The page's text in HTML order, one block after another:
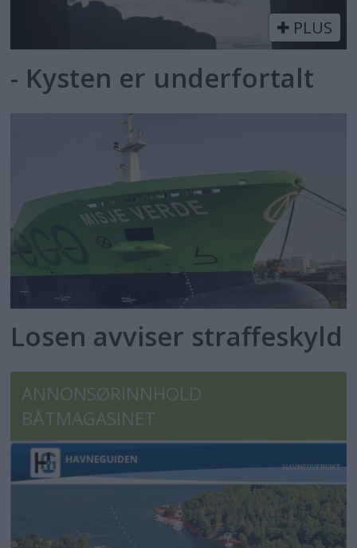
PLUS
- Kysten er underfortalt
Losen avviser straffeskyld
ANNONSØRINNHOLD
BÅTMAGASINET